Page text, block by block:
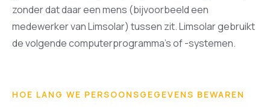
zonder dat daar een mens (bijvoorbeeld een
medewerker van Limsolar) tussen zit. Limsolar gebruikt
de volgende computerprogramma’s of -systemen.
HOE LANG WE PERSOONSGEGEVENS BEWAREN